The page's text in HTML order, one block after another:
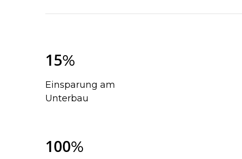
15%
Einsparung am
Unterbau
100%